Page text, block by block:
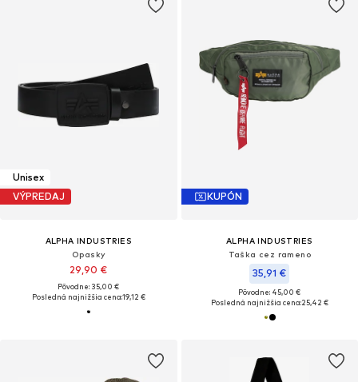
Unisex
VÝPREDAJ
ALPHA INDUSTRIES
Opasky
29,90 €
Pôvodne: 35,00 €
Posledná najnižšia cena:19,12 €
KUPÓN
ALPHA INDUSTRIES
Taška cez rameno
35,91 €
Pôvodne: 45,00 €
Posledná najnižšia cena:25,42 €